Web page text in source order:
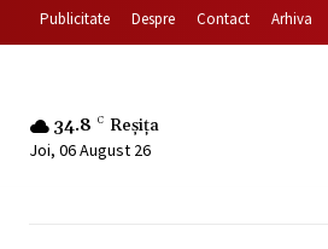
Publicitate Despre Contact Arhiva
34.8 C Reșița
Joi, 06 August 26